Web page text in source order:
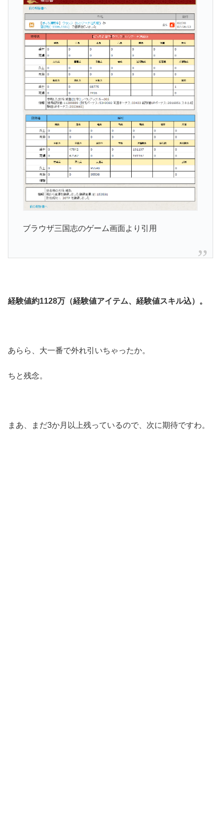
ブラウザ三国志のゲーム画面より引用
経験値約1128万（経験値アイテム、経験値スキル込）。
あらら、大一番で外れ引いちゃったか。
ちと残念。
まあ、まだ3か月以上残っているので、次に期待ですわ。